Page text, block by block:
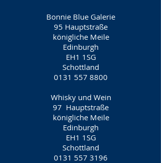
Bonnie Blue Galerie
95 Hauptstraße
königliche Meile
Edinburgh
EH1 1SG
Schottland
0131 557 8800
Whisky und Wein
97 Hauptstraße
königliche Meile
Edinburgh
EH1 1SG
Schottland
0131 557 3196